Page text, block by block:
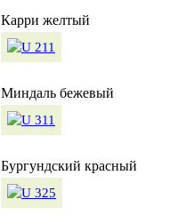
Карри желтый
Миндаль бежевый
Бургундский красный